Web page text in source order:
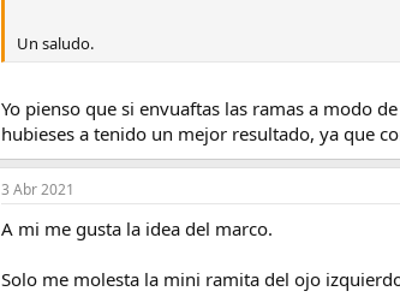
Un saludo.
Yo pienso que si envuaftas las ramas a modo
hubieses a tenido un mejor resultado, ya que
3 Abr 2021
A mi me gusta la idea del marco.
Solo me molesta la mini ramita del ojo